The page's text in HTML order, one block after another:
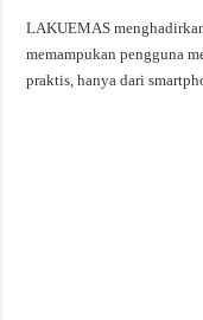
LAKUEMAS
memampukan pengguna
praktis, hanya dari